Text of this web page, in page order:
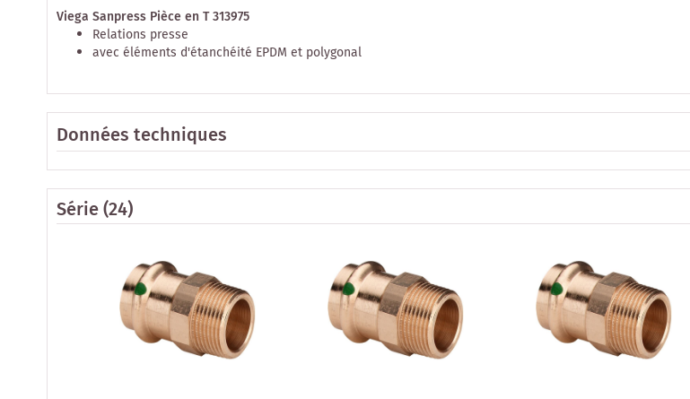
Viega Sanpress Pièce en T 313975
Relations presse
avec éléments d'étanchéité EPDM et polygonal
Données techniques
Série(24)